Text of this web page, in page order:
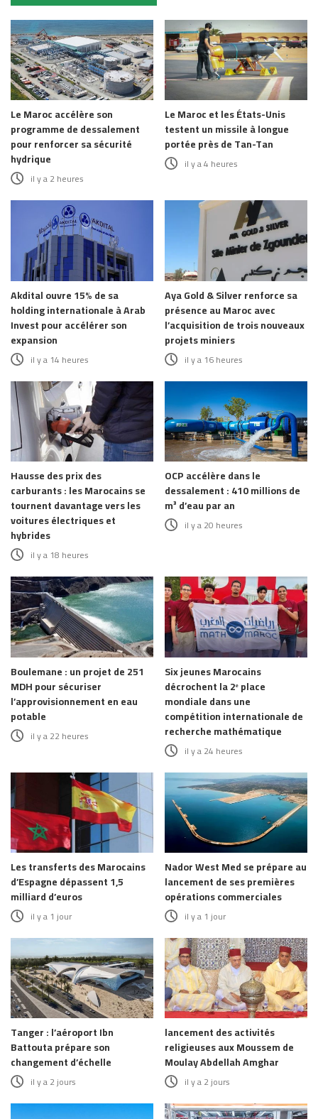
Le Maroc accélère son
programme de dessalement
pour renforcer sa sécurité
hydrique
il y a 2 heures
Le Maroc et les États-Unis
testent un missile à longue
portée près de Tan-Tan
il y a 4 heures
Akdital ouvre 15% de sa
holding internationale à Arab
Invest pour accélérer son
expansion
il y a 14 heures
Aya Gold & Silver renforce sa
présence au Maroc avec
l’acquisition de trois nouveaux
projets miniers
il y a 16 heures
Hausse des prix des
carburants : les Marocains se
tournent davantage vers les
voitures électriques et
hybrides
il y a 18 heures
OCP accélère dans le
dessalement : 410 millions de
m³ d’eau par an
il y a 20 heures
Boulemane : un projet de 251
MDH pour sécuriser
l’approvisionnement en eau
potable
il y a 22 heures
Six jeunes Marocains
décrochent la 2ᵉ place
mondiale dans une
compétition internationale de
recherche mathématique
il y a 24 heures
Les transferts des Marocains
d’Espagne dépassent 1,5
milliard d’euros
il y a 1 jour
Nador West Med se prépare au
lancement de ses premières
opérations commerciales
il y a 1 jour
Tanger : l’aéroport Ibn
Battouta prépare son
changement d’échelle
il y a 2 jours
lancement des activités
religieuses aux Moussem de
Moulay Abdellah Amghar
il y a 2 jours